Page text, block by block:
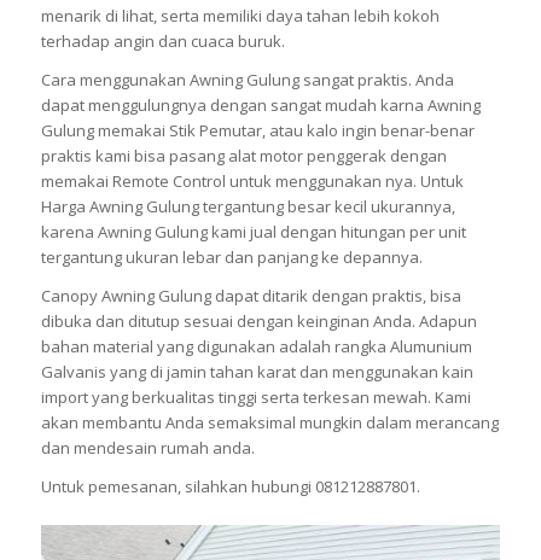
menarik di lihat, serta memiliki daya tahan lebih kokoh
terhadap angin dan cuaca buruk.
Cara menggunakan Awning Gulung sangat praktis. Anda
dapat menggulungnya dengan sangat mudah karna Awning
Gulung memakai Stik Pemutar, atau kalo ingin benar-benar
praktis kami bisa pasang alat motor penggerak dengan
memakai Remote Control untuk menggunakan nya. Untuk
Harga Awning Gulung tergantung besar kecil ukurannya,
karena Awning Gulung kami jual dengan hitungan per unit
tergantung ukuran lebar dan panjang ke depannya.
Canopy Awning Gulung dapat ditarik dengan praktis, bisa
dibuka dan ditutup sesuai dengan keinginan Anda. Adapun
bahan material yang digunakan adalah rangka Alumunium
Galvanis yang di jamin tahan karat dan menggunakan kain
import yang berkualitas tinggi serta terkesan mewah. Kami
akan membantu Anda semaksimal mungkin dalam merancang
dan mendesain rumah anda.
Untuk pemesanan, silahkan hubungi 081212887801.